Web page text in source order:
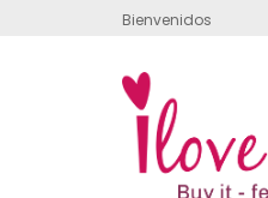
Bienvenidos